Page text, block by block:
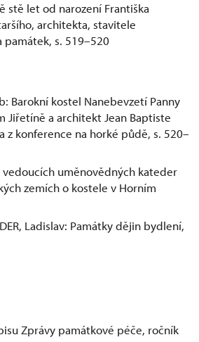
stě let od narození Františka
architekta, stavitele
památek, s. 519–520
Barokní kostel Nanebevzetí Panny
Jiřetíně a architekt Jean Baptiste
z konference na horké půdě, s. 520–
uměnovědných kateder
zemích o kostele v Horním
Ladislav: Památky dějin bydlení,
Zprávy památkové péče, ročník